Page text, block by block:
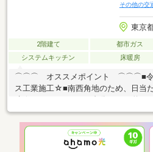
その他の交
東京
2階建て 都市ガス
システムキッチン
床暖房
⌒⌒⌒ オススメポイント ⌒⌒⌒■令和
ス工業施工☆■南西角地のため、日当
調理器具の保管に便利なパントリー
階に水回りを集中した「家事楽動線
保証引き継ぎ可能☆■不在時も荷物
ご覧頂きまして誠にありがとうござ